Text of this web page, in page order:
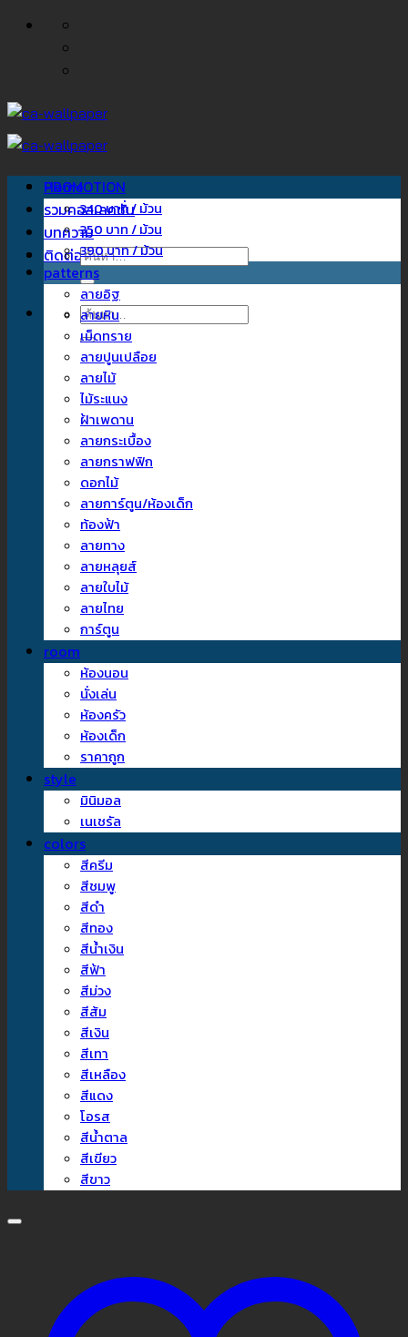
ข้าม
Home
รวมคอลเลคชั่น
บทความ
ติดต่อเรา
ค้นหา:
ค้นหา:
PROMOTION
340 บาท / ม้วน
350 บาท / ม้วน
390 บาท / ม้วน
patterns
ลายอิฐ
ลายหิน
เม็ดทราย
ลายปูนเปลือย
ลายไม้
ไม้ระแนง
ฝ้าเพดาน
ลายกระเบื้อง
ลายกราฟฟิก
ดอกไม้
ลายการ์ตูน/ห้องเด็ก
ท้องฟ้า
ลายทาง
ลายหลุยส์
ลายใบไม้
ลายไทย
การ์ตูน
room
ห้องนอน
นั่งเล่น
ห้องครัว
ห้องเด็ก
ราคาถูก
style
มินิมอล
เนเชรัล
colors
สีครีม
สีชมพู
สีดำ
สีทอง
สีน้ำเงิน
สีฟ้า
สีม่วง
สีส้ม
สีเงิน
สีเทา
สีเหลือง
สีแดง
โอรส
สีน้ำตาล
สีเขียว
สีขาว